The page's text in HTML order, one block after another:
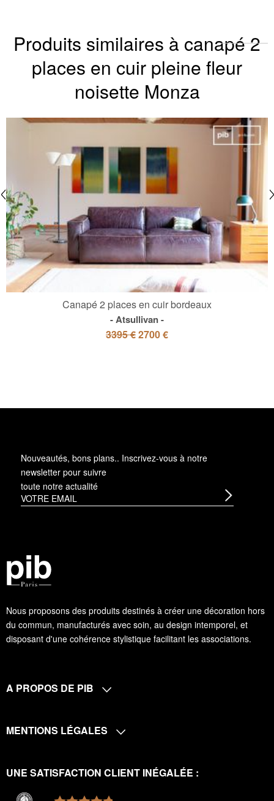
Produits similaires à canapé 2
places en cuir pleine fleur
noisette Monza
Canapé 2 places en cuir bordeaux
Atsullivan
3395 €2700 €
Nous proposons des produits destinés à créer une décoration hors
du commun, manufacturés avec soin, au design intemporel, et
disposant d'une cohérence stylistique facilitant les associations.
Nouveautés, bons plans.. Inscrivez-vous à notre
newsletter pour suivre
toute notre actualité
A PROPOS DE PIB
MENTIONS LÉGALES
UNE SATISFACTION CLIENT INÉGALÉE :